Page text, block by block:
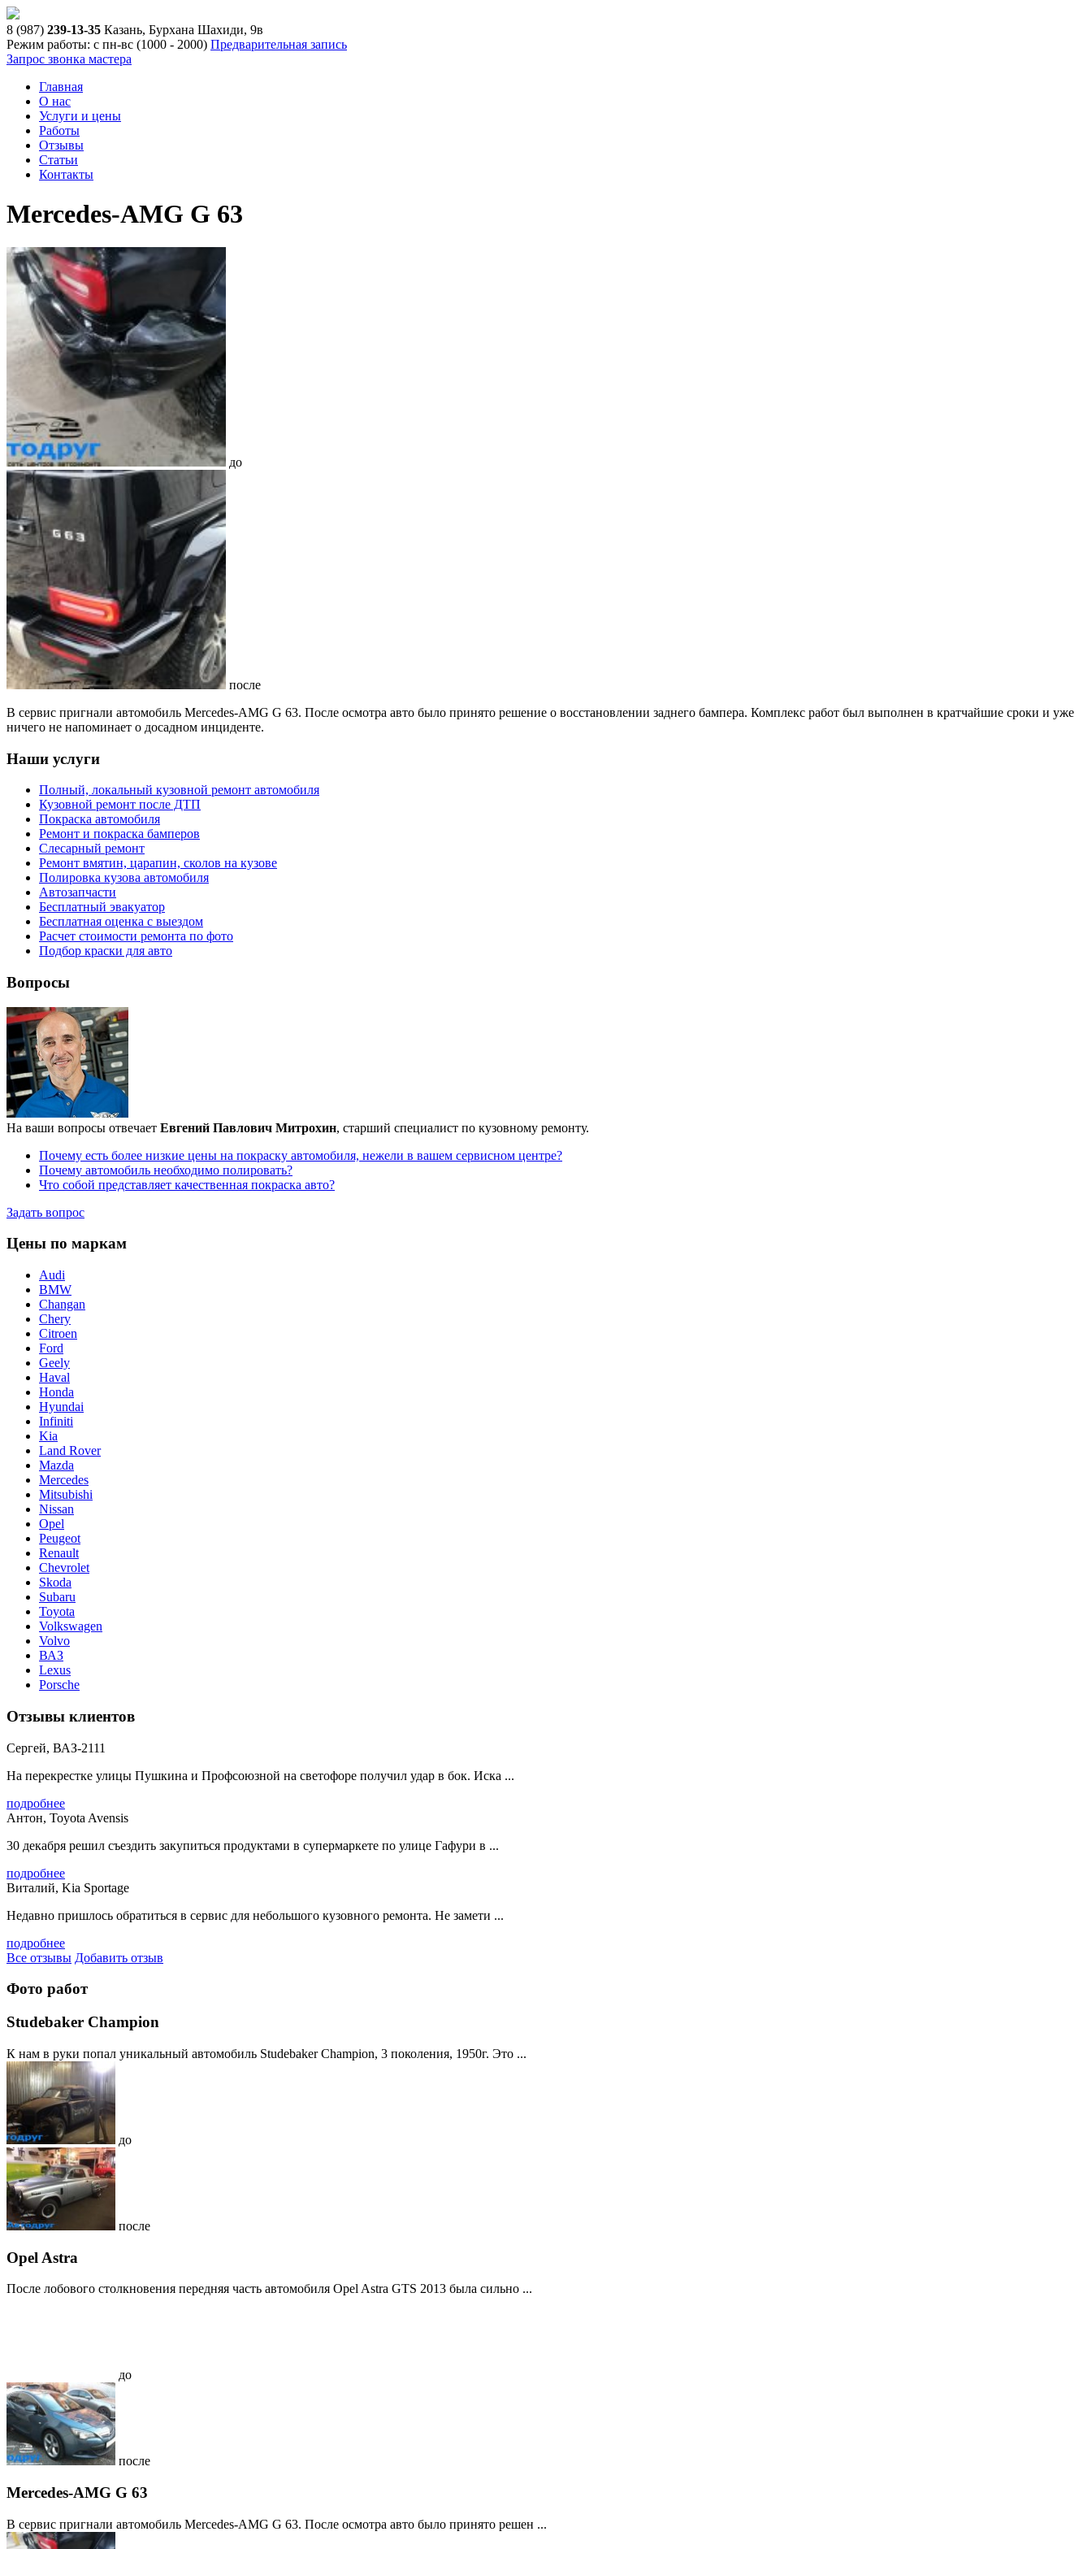
8 (987) 239-13-35 Казань, Бурхана Шахиди, 9в
Режим работы: с пн-вс (1000 - 2000) Предварительная запись
Запрос звонка мастера
Главная
О нас
Услуги и цены
Работы
Отзывы
Статьи
Контакты
Mercedes-AMG G 63
до
после
В сервис пригнали автомобиль Mercedes-AMG G 63. После осмотра авто было принято решение о восстановлении заднего бампера. Комплекс работ был выполнен в кратчайшие сроки и уже
ничего не напоминает о досадном инциденте.
Наши услуги
Полный, локальный кузовной ремонт автомобиля
Кузовной ремонт после ДТП
Покраска автомобиля
Ремонт и покраска бамперов
Слесарный ремонт
Ремонт вмятин, царапин, сколов на кузове
Полировка кузова автомобиля
Автозапчасти
Бесплатный эвакуатор
Бесплатная оценка с выездом
Расчет стоимости ремонта по фото
Подбор краски для авто
Вопросы
На ваши вопросы отвечает Евгений Павлович Митрохин, старший специалист по кузовному ремонту.
Почему есть более низкие цены на покраску автомобиля, нежели в вашем сервисном центре?
Почему автомобиль необходимо полировать?
Что собой представляет качественная покраска авто?
Задать вопрос
Цены по маркам
Audi
BMW
Changan
Chery
Citroen
Ford
Geely
Haval
Honda
Hyundai
Infiniti
Kia
Land Rover
Mazda
Mercedes
Mitsubishi
Nissan
Opel
Peugeot
Renault
Chevrolet
Skoda
Subaru
Toyota
Volkswagen
Volvo
ВАЗ
Lexus
Porsche
Отзывы клиентов
Сергей, ВАЗ-2111
На перекрестке улицы Пушкина и Профсоюзной на светофоре получил удар в бок. Иска ...
подробнее
Антон, Toyota Avensis
30 декабря решил съездить закупиться продуктами в супермаркете по улице Гафури в ...
подробнее
Виталий, Kia Sportage
Недавно пришлось обратиться в сервис для небольшого кузовного ремонта. Не замети ...
подробнее
Все отзывы Добавить отзыв
Фото работ
Studebaker Champion
К нам в руки попал уникальный автомобиль Studebaker Champion, 3 поколения, 1950г. Это ...
до
после
Opel Astra
После лобового столкновения передняя часть автомобиля Opel Astra GTS 2013 была сильно ...
до
после
Mercedes-AMG G 63
В сервис пригнали автомобиль Mercedes-AMG G 63. После осмотра авто было принято решен ...